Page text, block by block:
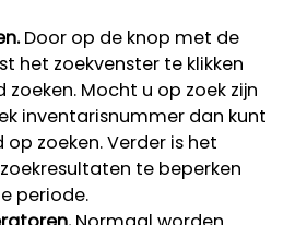
Door op de knop met de
het zoekvenster te klikken
Mocht u op zoek zijn
inventarisnummer dan kunt
zoeken. Verder is het
te beperken
periode.